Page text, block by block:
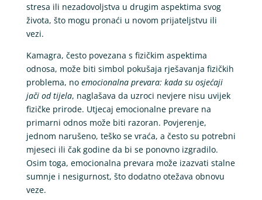
stresa ili nezadovoljstva u drugim aspektima svog
života, što mogu pronaći u novom prijateljstvu ili
vezi.
Kamagra, često povezana s fizičkim aspektima
odnosa, može biti simbol pokušaja rješavanja fizičkih
problema, no emocionalna prevara: kada su osjećaji
jači od tijela, naglašava da uzroci nevjere nisu uvijek
fizičke prirode. Utjecaj emocionalne prevare na
primarni odnos može biti razoran. Povjerenje,
jednom narušeno, teško se vraća, a često su potrebni
mjeseci ili čak godine da bi se ponovno izgradilo.
Osim toga, emocionalna prevara može izazvati stalne
sumnje i nesigurnost, što dodatno otežava obnovu
veze.